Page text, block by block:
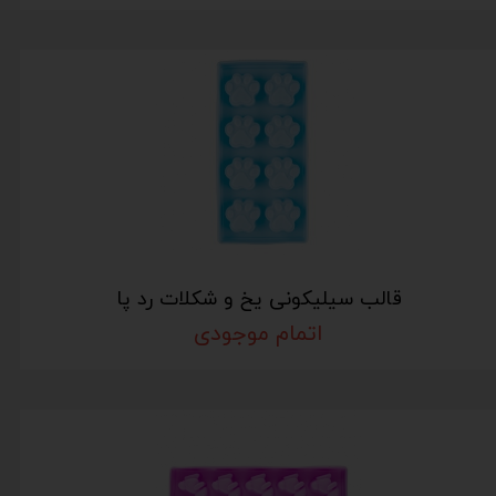
قالب سیلیکونی یخ و شکلات رد پا
اتمام موجودی